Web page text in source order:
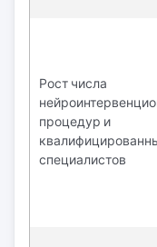
Рост числа
процедур и
специалистов